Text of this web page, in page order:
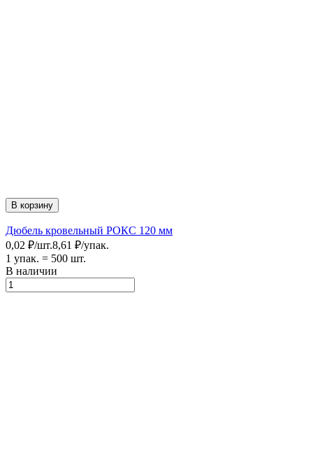
В корзину
Дюбель кровельный РОКС 120 мм
0,02 ₽/шт.8,61 ₽/упак.
1 упак. = 500 шт.
В наличии